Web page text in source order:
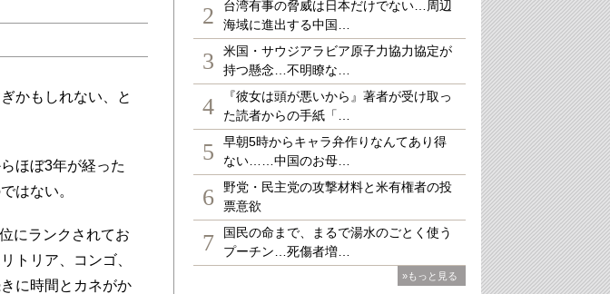
かもしれない、と
ほぼ3年が経った
はない。
にランクされてお
トリア、コンゴ、
に時間とカネがか
2
台湾有事の脅威は日本だけでない…周辺
海域に進出する中国…
3
米国・サウジアラビア原子力協力協定が
持つ懸念…不明瞭な…
4
『彼女は頭が悪いから』著者が受け取っ
た読者からの手紙「…
5
早朝5時からキャラ弁作りなんてあり得
ない……中国のお母…
6
野党・民主党の攻撃材料と米有権者の投
票意欲
7
国民の命まで、まるで湯水のごとく使う
プーチン…死傷者増…
»もっと見る